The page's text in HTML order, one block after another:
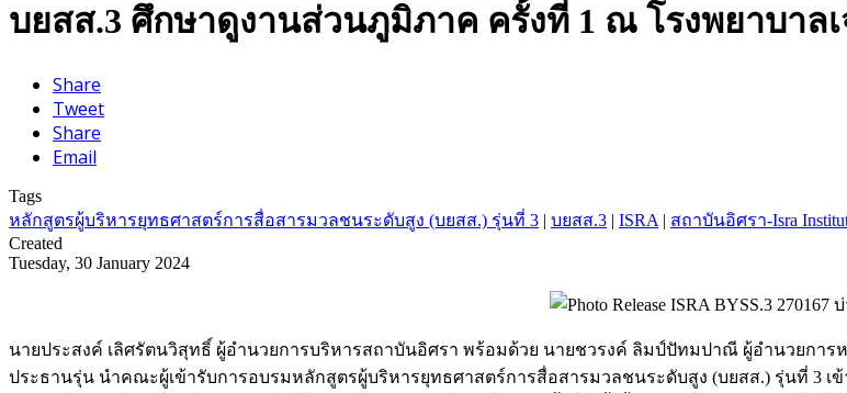
บยสส.3 ศึกษาดูงานส่วนภูมิภาค ครั้งที่ 1 ณ โรงพยาบาล
Share
Tweet
Share
Email
Tags
หลักสูตรผู้บริหารยุทธศาสตร์การสื่อสารมวลชนระดับสูง (บยสส.) รุ่นที่ 3 | บยสส.3 | ISRA | สถาบันอิศรา-Isra
Created
Tuesday, 30 January 2024
นายประสงค์ เลิศรัตนวิสุทธิ์ ผู้อำนวยการบริหารสถาบันอิศรา พร้อมด้วย นายชวรงค์ ลิมป์ปัทมปาณี ผู้อำนวยก
ประธานรุ่น นำคณะผู้เข้ารับการอบรมหลักสูตรผู้บริหารยุทธศาสตร์การสื่อสารมวลชนระดับสูง (บยสส.) รุ่นที่ 3 เ